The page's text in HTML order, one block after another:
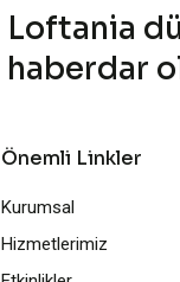
Loftania
haberdar
Önemli Linkler
Kurumsal
Hizmetlerimiz